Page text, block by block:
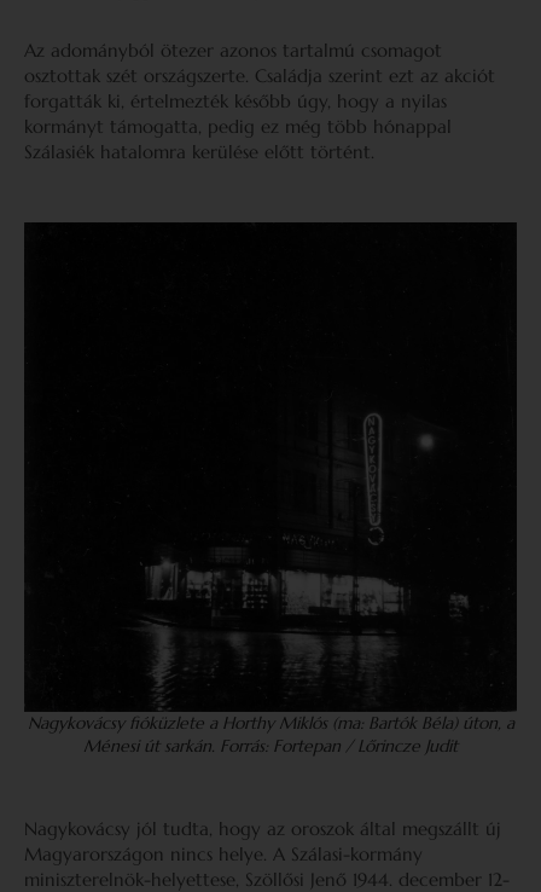
Az adományból ötezer azonos tartalmú csomagot
osztottak szét országszerte. Családja szerint ezt az akciót
forgatták ki, értelmezték később úgy, hogy a nyilas
kormányt támogatta, pedig ez még több hónappal
Szálasiék hatalomra kerülése előtt történt.
Nagykovácsy fióküzlete a Horthy Miklós (ma: Bartók Béla) úton, a
Ménesi út sarkán. Forrás: Fortepan / Lőrincze Judit
Nagykovácsy jól tudta, hogy az oroszok által megszállt új
Magyarországon nincs helye. A Szálasi-kormány
miniszterelnök-helyettese, Szöllősi Jenő 1944. december 12-